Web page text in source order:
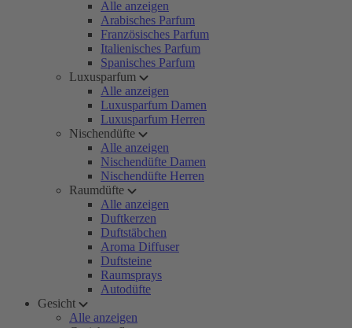
Alle anzeigen
Arabisches Parfum
Französisches Parfum
Italienisches Parfum
Spanisches Parfum
Luxusparfum
Alle anzeigen
Luxusparfum Damen
Luxusparfum Herren
Nischendüfte
Alle anzeigen
Nischendüfte Damen
Nischendüfte Herren
Raumdüfte
Alle anzeigen
Duftkerzen
Duftstäbchen
Aroma Diffuser
Duftsteine
Raumsprays
Autodüfte
Gesicht
Alle anzeigen